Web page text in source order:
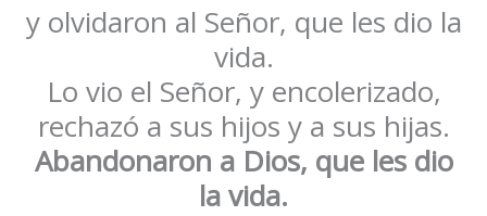
y olvidaron al Señor, que les dio la
vida.
Lo vio el Señor, y encolerizado,
rechazó a sus hijos y a sus hijas.
Abandonaron a Dios, que les dio
la vida.